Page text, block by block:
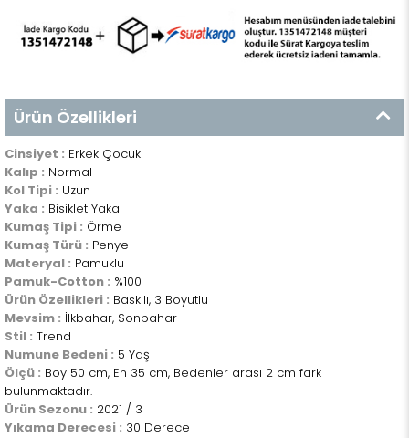
Ürün Özellikleri
Cinsiyet : Erkek Çocuk
Kalıp : Normal
Kol Tipi : Uzun
Yaka : Bisiklet Yaka
Kumaş Tipi : Örme
Kumaş Türü : Penye
Materyal : Pamuklu
Pamuk-Cotton : %100
Ürün Özellikleri : Baskılı, 3 Boyutlu
Mevsim : İlkbahar, Sonbahar
Stil : Trend
Numune Bedeni : 5 Yaş
Ölçü : Boy 50 cm, En 35 cm, Bedenler arası 2 cm fark
bulunmaktadır.
Ürün Sezonu : 2021 / 3
Yıkama Derecesi : 30 Derece